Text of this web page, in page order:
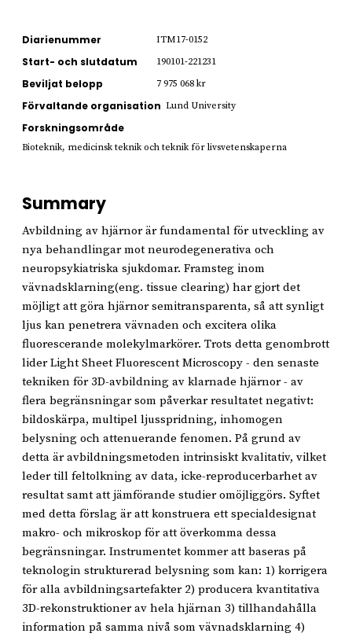
Diarienummer ITM17-0152
Start- och slutdatum 190101-221231
Beviljat belopp 7 975 068 kr
Förvaltande organisation Lund University
Forskningsområde
Bioteknik, medicinsk teknik och teknik för livsvetenskaperna
Summary
Avbildning av hjärnor är fundamental för utveckling av
nya behandlingar mot neurodegenerativa och
neuropsykiatriska sjukdomar. Framsteg inom
vävnadsklarning(eng. tissue clearing) har gjort det
möjligt att göra hjärnor semitransparenta, så att synligt
ljus kan penetrera vävnaden och excitera olika
fluorescerande molekylmarkörer. Trots detta genombrott
lider Light Sheet Fluorescent Microscopy - den senaste
tekniken för 3D-avbildning av klarnade hjärnor - av
flera begränsningar som påverkar resultatet negativt:
bildoskärpa, multipel ljusspridning, inhomogen
belysning och attenuerande fenomen. På grund av
detta är avbildningsmetoden intrinsiskt kvalitativ, vilket
leder till feltolkning av data, icke-reproducerbarhet av
resultat samt att jämförande studier omöjliggörs. Syftet
med detta förslag är att konstruera ett specialdesignat
makro- och mikroskop för att överkomma dessa
begränsningar. Instrumentet kommer att baseras på
teknologin strukturerad belysning som kan: 1) korrigera
för alla avbildningsartefakter 2) producera kvantitativa
3D-rekonstruktioner av hela hjärnan 3) tillhandahålla
information på samma nivå som vävnadsklarning 4)